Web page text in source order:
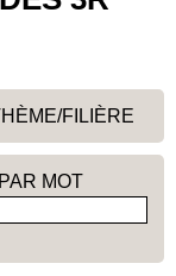
FILIÈRE
PAR MOT